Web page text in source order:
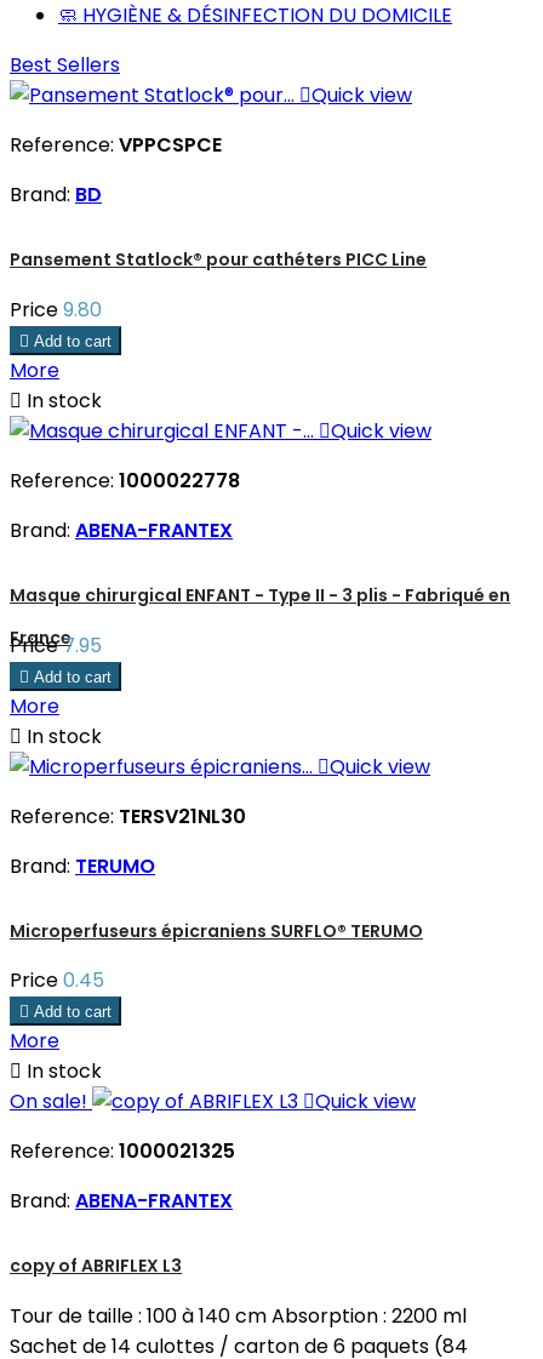
🧼 HYGIÈNE & DÉSINFECTION DU DOMICILE
Best Sellers
Quick view
Reference: VPPCSPCE
Brand: BD
Pansement Statlock® pour cathéters PICC Line
Price9.80
 Add to cart
More
 In stock
Quick view
Reference: 1000022778
Brand: ABENA-FRANTEX
Masque chirurgical ENFANT - Type II - 3 plis - Fabriqué en
France
Price7.95
 Add to cart
More
 In stock
Quick view
Reference: TERSV21NL30
Brand: TERUMO
Microperfuseurs épicraniens SURFLO® TERUMO
Price0.45
 Add to cart
More
 In stock
On sale!
Quick view
Reference: 1000021325
Brand: ABENA-FRANTEX
copy of ABRIFLEX L3
Tour de taille : 100 à 140 cm Absorption : 2200 ml
Sachet de 14 culottes / carton de 6 paquets (84